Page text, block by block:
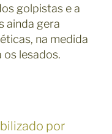
golpistas e a
ainda gera
na medida
os lesados.
por